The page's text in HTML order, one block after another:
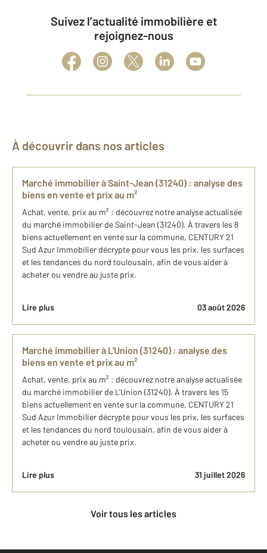
Suivez l’actualité immobilière et
rejoignez-nous
À découvrir dans nos articles
Marché immobilier à Saint-Jean (31240) : analyse des
biens en vente et prix au m²
Achat, vente, prix au m² : découvrez notre analyse actualisée
du marché immobilier de Saint-Jean (31240). À travers les 8
biens actuellement en vente sur la commune, CENTURY 21
Sud Azur Immobilier décrypte pour vous les prix, les surfaces
et les tendances du nord toulousain, afin de vous aider à
acheter ou vendre au juste prix.
Lire plus 03 août 2026
Marché immobilier à L'Union (31240) : analyse des
biens en vente et prix au m²
Achat, vente, prix au m² : découvrez notre analyse actualisée
du marché immobilier de L'Union (31240). À travers les 15
biens actuellement en vente sur la commune, CENTURY 21
Sud Azur Immobilier décrypte pour vous les prix, les surfaces
et les tendances du nord toulousain, afin de vous aider à
acheter ou vendre au juste prix.
Lire plus 31 juillet 2026
Voir tous les articles